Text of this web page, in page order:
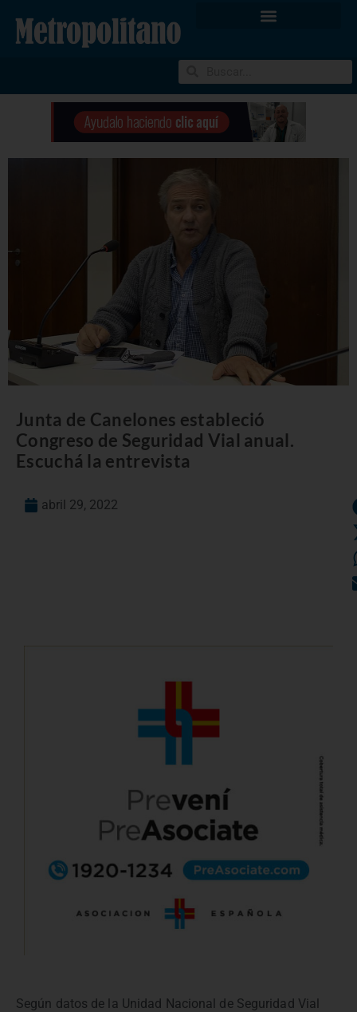
Junta de Canelones estableció
Congreso de Seguridad Vial anual.
Escuchá la entrevista
abril 29, 2022
Según datos de la Unidad Nacional de Seguridad Vial